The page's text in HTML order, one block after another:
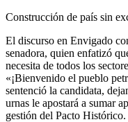
Construcción de país sin
El discurso en Envigado
senadora, quien enfatizó
necesita de todos los
«¡Bienvenido el pueblo
sentenció la candidata,
urnas le apostará a sumar
gestión del Pacto Histórico.